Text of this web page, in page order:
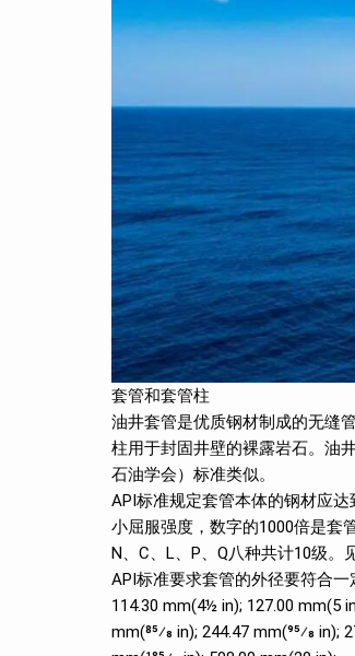
套管和套管柱
油井套管是优质钢材制成的无缝
柱用于封固井壁的裸露岩石。油
石油学会）标准类似。
API标准规定套管本体的钢材应
小屈服强度，数字的1000倍是套
N、C、L、P、Q八种共计10级。
API标准要求套管的外径要符合
114.30 mm(4½ in); 127.00 mm(5
mm(85⁄8 in); 244.47 mm(95⁄8 in);